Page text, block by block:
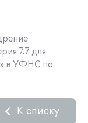
7.7 для
в УФНС по
К списку